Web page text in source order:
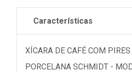
Características
XÍCARA DE CAFÉ COM
PORCELANA SCHMIDT -